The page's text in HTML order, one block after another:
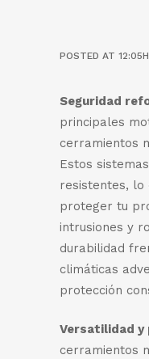
POSTED AT 12:05H
Seguridad
principales
cerramientos
Estos
resistentes, lo
proteger tu
intrusiones y
durabilidad
climáticas
protección
Versatilidad y
cerramientos